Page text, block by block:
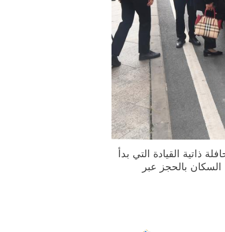
2021 (شينخوا) في الصورة الملتقطة يوم 12 أبريل 2021، الحافلة ذاتية القيادة التي بدأ
بالحجز عبر